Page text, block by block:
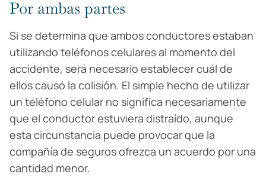
Por ambas partes
Si se determina que ambos conductores estaban
utilizando teléfonos celulares al momento del
accidente, será necesario establecer cuál de
ellos causó la colisión. El simple hecho de utilizar
un teléfono celular no significa necesariamente
que el conductor estuviera distraído, aunque
esta circunstancia puede provocar que la
compañía de seguros ofrezca un acuerdo por una
cantidad menor.